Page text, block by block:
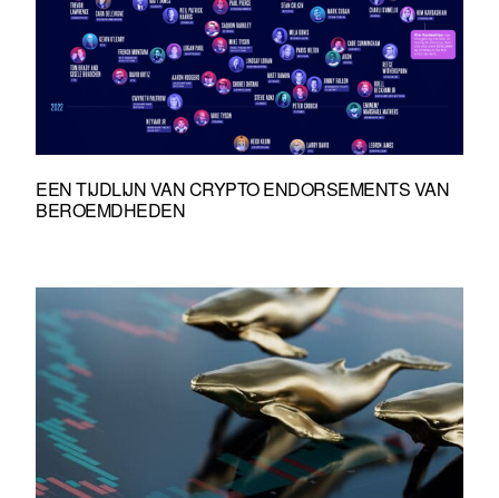
EEN TIJDLIJN VAN CRYPTO ENDORSEMENTS VAN
BEROEMDHEDEN